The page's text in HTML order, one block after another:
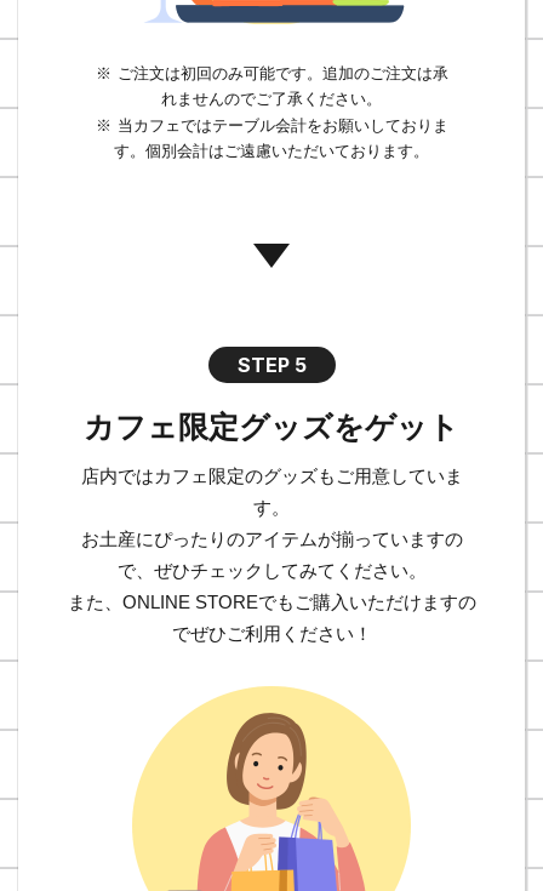
ご注文は初回のみ可能です。追加のご注文は承
れませんのでご了承ください。
当カフェではテーブル会計をお願いしておりま
す。個別会計はご遠慮いただいております。
STEP 5
カフェ限定グッズをゲット
店内ではカフェ限定のグッズもご用意していま
す。
お土産にぴったりのアイテムが揃っていますの
で、ぜひチェックしてみてください。
また、ONLINE STOREでもご購入いただけますの
でぜひご利用ください！